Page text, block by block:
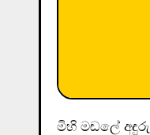
මිහි මඬලේ